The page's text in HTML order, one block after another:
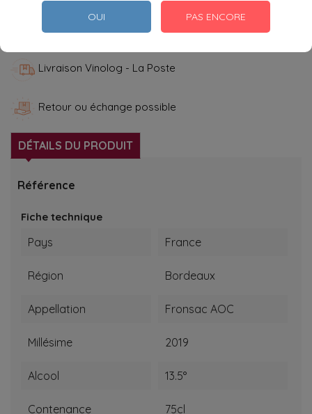
OUI PAS ENCORE
Paiement Sécurisé
Livraison Vinolog - La Poste
Retour ou échange possible
DÉTAILS DU PRODUIT
Référence
Fiche technique
Pays France
Région Bordeaux
Appellation Fronsac AOC
Millésime 2019
Alcool 13.5°
Contenance 75cl